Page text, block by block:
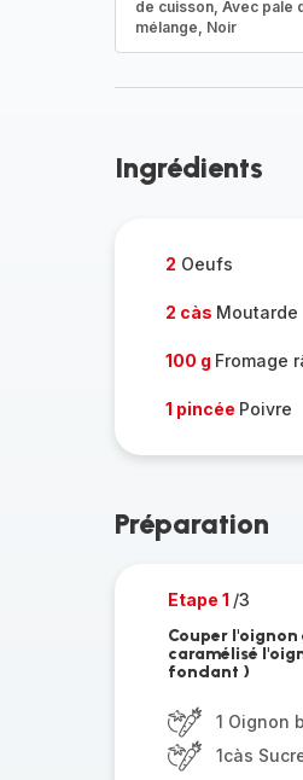
de cuisson, Avec pale
mélange, Noir
Ingrédients
2 Oeufs
2 càs Moutarde
100 g Fromage
1 pincée Poivre
Préparation
Etape 1 /3
Couper
caramélisé
fondant )
1 Oignon
1càs